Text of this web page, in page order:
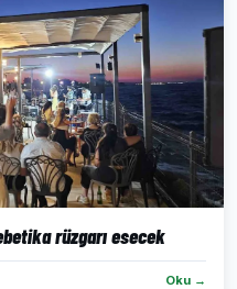
rüzgarı esecek
Oku →